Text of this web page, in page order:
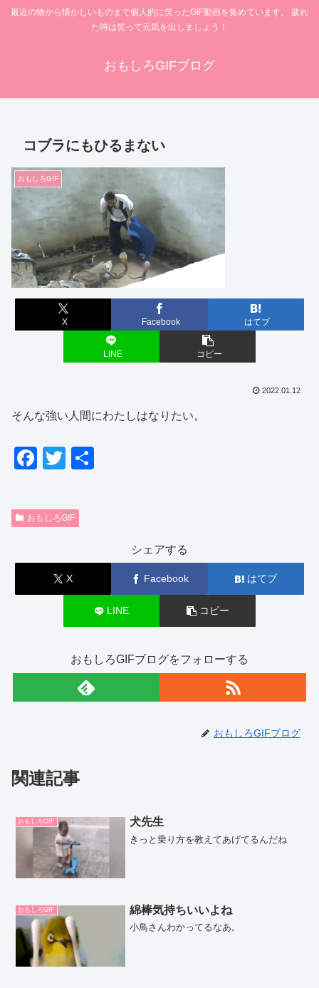
最近の物から懐かしいものまで個人的に笑ったGIF動画を集めています。 疲れ
た時は笑って元気を出しましょう！
おもしろGIFブログ
コブラにもひるまない
おもしろGIF
X Facebook はてブ
LINE コピー
2022.01.12
そんな強い人間にわたしはなりたい。
F
c
e
o
o
T
tt
er
おもしろGIF
シェアする
X Facebook はてブ
LINE コピー
おもしろGIFブログをフォローする
おもしろGIFブログ
関連記事
おもしろGIF 犬先生
きっと乗り方を教えてあげてるんだね
おもしろGIF 綿棒気持ちいいよね
小鳥さんわかってるなあ。